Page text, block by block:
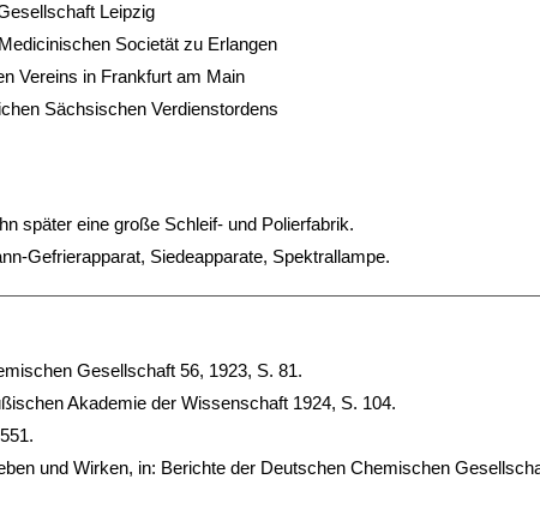
Leipzig
Societät zu Erlangen
Vereins in Frankfurt am Main
Sächsischen Verdienstordens
später eine große Schleif- und Polierfabrik.
Gefrierapparat, Siedeapparate, Spektrallampe.
Gesellschaft 56, 1923, S. 81.
Akademie der Wissenschaft 1924, S. 104.
und Wirken, in: Berichte der Deutschen Chemischen